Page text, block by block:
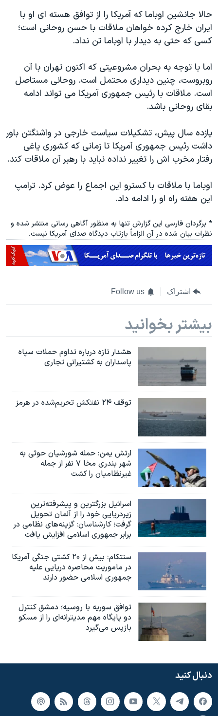
حالا جانشین اوباما که آمریکا را از توافق هسته ای او با
ایران خارج کرده خواهان ملاقات با حسن روحانی است؛
کسی که حتی به دیدار با اوباما تن نداد.
اما با توجه به بحران مشروعیتی که اکنون تهران با آن
روبروست، چنین دیداری محتمل است. روحانی مستاصل
است. ملاقات با رئیس جمهوری آمریکا می تواند ادامه
بقای روحانی باشد.
یازده سال پیش، تشکیلات سیاست خارجی در واشنگتن باور
داشت رئیس جمهوری آمریکا تا زمانی که کشوری یاغی
رفتار مخرب اش را تغییر نداده نباید با رهبر آن ملاقات کند.
اوباما با ملاقات با کسترو این اجماع را عوض کرد. ترامپ
این هفته راه او را ادامه داد.
* برگردان فارسی این گزارش تنها به منظور آگاهی رسانی منتشر شده و
نظرات بیان شده در آن الزاماً بازتاب دیدگاه صدای آمریکا نیست.
اشتراک Follow us
بیشتر بخوانید
هشدار تازه درباره تداوم حملات سپاه
پاسداران به کشتیرانی تجاری
توقف ۲۴ نفتکش تحریم‌شده در هرمز
ارتش یمن: حمله شورشیان حوثی به
شهر بندری مخا ۷ نفر از جمله
غیرنظامیان را کشت
اسرائيل بزرگترین و پیشرفته‌ترین
زیردریایی خود را از آلمان تحویل
گرفت؛ کارشناسان: گزینه‌های نظامی در
برابر جمهوری اسلامی افزایش یافت
سنتکام: بیش از ۲۰ کشتی جنگی آمریکا
در ماموریت محاصره دریایی علیه
جمهوری اسلامی حضور دارند
توافق سوریه با روسیه؛ دمشق کنترل
دو پایگاه مهم مدیترانه‌ای را از مسکو
بازپس می‌گیرد
دنبال کنید